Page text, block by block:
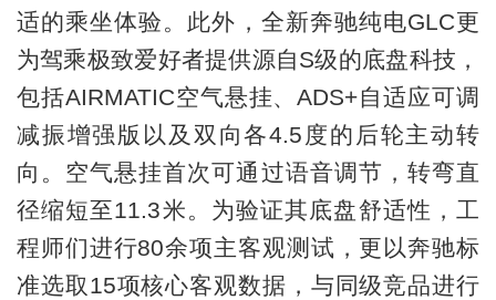
适的乘坐体验。此外，全新奔驰纯电GLC更
为驾乘极致爱好者提供源自S级的底盘科技，
包括AIRMATIC空气悬挂、ADS+自适应可调
减振增强版以及双向各4.5度的后轮主动转
向。空气悬挂首次可通过语音调节，转弯直
径缩短至11.3米。为验证其底盘舒适性，工
程师们进行80余项主客观测试，更以奔驰标
准选取15项核心客观数据，与同级竞品进行